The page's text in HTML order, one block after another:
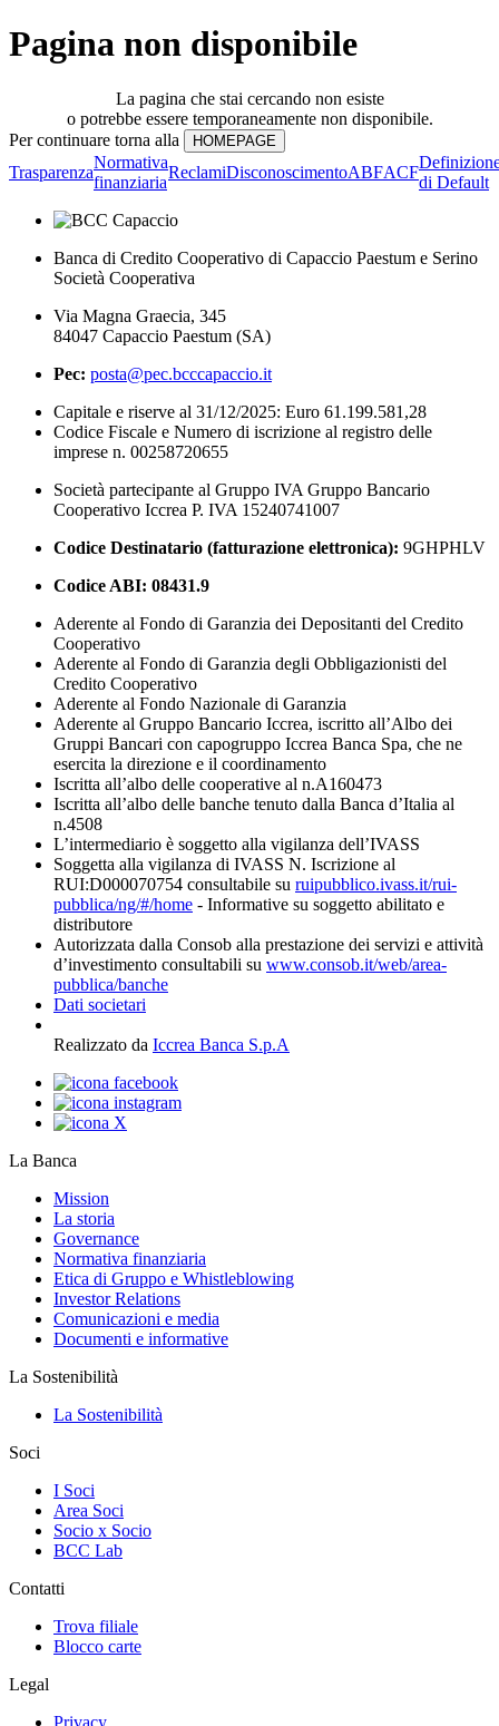
Pagina non disponibile
La pagina che stai cercando non esiste
o potrebbe essere temporaneamente non disponibile.
Per continuare torna alla
Trasparenza
Normativa
finanziaria
ReclamiDisconoscimentoABFACF
di Default
Banca di Credito Cooperativo di Capaccio Paestum e Serino
Società Cooperativa
Via Magna Graecia, 345
84047 Capaccio Paestum (SA)
Pec: posta@pec.bcccapaccio.it
Capitale e riserve al 31/12/2025: Euro 61.199.581,28
Codice Fiscale e Numero di iscrizione al registro delle
imprese n. 00258720655
Società partecipante al Gruppo IVA Gruppo Bancario
Cooperativo Iccrea P. IVA 15240741007
Codice Destinatario (fatturazione elettronica): 9GHPHLV
Codice ABI: 08431.9
Aderente al Fondo di Garanzia dei Depositanti del Credito
Cooperativo
Aderente al Fondo di Garanzia degli Obbligazionisti del
Credito Cooperativo
Aderente al Fondo Nazionale di Garanzia
Aderente al Gruppo Bancario Iccrea, iscritto all’Albo dei
Gruppi Bancari con capogruppo Iccrea Banca Spa, che ne
esercita la direzione e il coordinamento
Iscritta all’albo delle cooperative al n.A160473
Iscritta all’albo delle banche tenuto dalla Banca d’Italia al
n.4508
L’intermediario è soggetto alla vigilanza dell’IVASS
Soggetta alla vigilanza di IVASS N. Iscrizione al
RUI:D000070754 consultabile su ruipubblico.ivass.it/rui-
pubblica/ng/#/home - Informative su soggetto abilitato e
distributore
Autorizzata dalla Consob alla prestazione dei servizi e attività
d’investimento consultabili su www.consob.it/web/area-
pubblica/banche
Dati societari
Realizzato da Iccrea Banca S.p.A
La Banca
Mission
La storia
Governance
Normativa finanziaria
Etica di Gruppo e Whistleblowing
Investor Relations
Comunicazioni e media
Documenti e informative
La Sostenibilità
La Sostenibilità
Soci
I Soci
Area Soci
Socio x Socio
BCC Lab
Contatti
Trova filiale
Blocco carte
Legal
Privacy